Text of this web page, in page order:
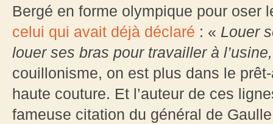
Bergé en forme olympique pour oser
celui qui avait déjà déclaré : « Louer
louer ses bras pour travailler à
couillonisme, on est plus dans le
haute couture. Et l’auteur de ces
fameuse citation du général de